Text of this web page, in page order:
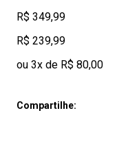
R$ 349,99
R$ 239,99
ou 3x de R$ 80,00
Compartilhe: